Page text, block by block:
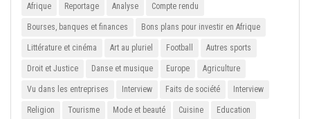
Afrique Reportage Analyse Compte rendu
Bourses, banques et finances Bons plans pour investir en Afrique
Littérature et cinéma Art au pluriel Football Autres sports
Droit et Justice Danse et musique Europe Agriculture
Vu dans les entreprises Interview Faits de société Interview
Religion Tourisme Mode et beauté Cuisine Education